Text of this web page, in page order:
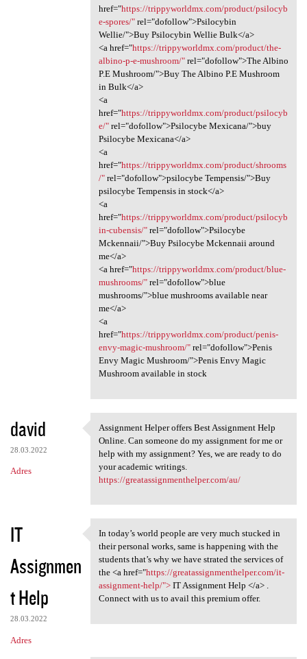
href="https://trippyworldmx.com/product/psilocyb
e-spores/"rel="dofollow">Psilocybin
Wellie/">Buy Psilocybin Wellie Bulk</a>
<a href="https://trippyworldmx.com/product/the-
albino-p-e-mushroom/"rel="dofollow">The Albino
P.E Mushroom/">Buy The Albino P.E Mushroom
in Bulk</a>
<a
href="https://trippyworldmx.com/product/psilocyb
e/"rel="dofollow">Psilocybe Mexicana/">buy
Psilocybe Mexicana</a>
<a
href="https://trippyworldmx.com/product/shrooms
/"rel="dofollow">psilocybe Tempensis/">Buy
psilocybe Tempensis in stock</a>
<a
href="https://trippyworldmx.com/product/psilocyb
in-cubensis/"rel="dofollow">Psilocybe
Mckennaii/">Buy Psilocybe Mckennaii around
me</a>
<a href="https://trippyworldmx.com/product/blue-
mushrooms/"rel="dofollow">blue
mushrooms/">blue mushrooms available near
me</a>
<a
href="https://trippyworldmx.com/product/penis-
envy-magic-mushroom/"rel="dofollow">Penis
Envy Magic Mushroom/">Penis Envy Magic
Mushroom available in stock
david
28.03.2022
Adres
Assignment Helper offers Best
Assignment Helper offers Best Assignment Help
Online. Can someone do my assignment for me or
help with my assignment? Yes, we are ready to do
your academic writings.
https://greatassignmenthelper.com/au/
IT
Assignmen
t Help
28.03.2022
Adres
In today’s world people are
In today’s world people are very much stucked in
their personal works, same is happening with the
students that’s why we have strated the services of
the <a href="https://greatassignmenthelper.com/it-
assignment-help/">IT Assignment Help </a> .
Connect with us to avail this premium offer.